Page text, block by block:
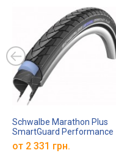
Schwalbe Marathon Plus
SmartGuard Performance
28x1.25
от 2 331 грн.